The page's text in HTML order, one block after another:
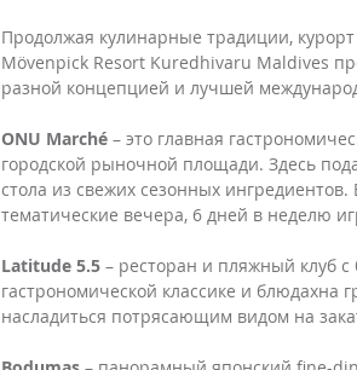
Продолжая кулинарные традиции, курорт
Mövenpick Resort Kuredhivaru Maldives
разной концепцией и лучшей
ONU Marché – это главная
городской рыночной площади. Здесь
стола из свежих сезонных
тематические вечера, 6 дней в неделю
Latitude 5.5 – ресторан и пляжный клуб
гастрономической классике и блюдахна
насладиться потрясающим видом на